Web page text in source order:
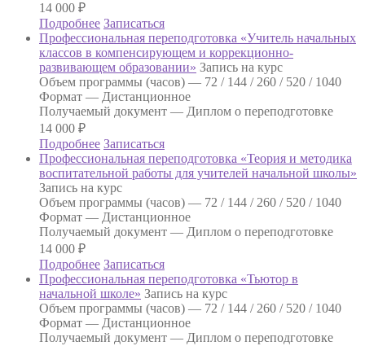
14 000 ₽
Подробнее Записаться
Профессиональная переподготовка «Учитель начальных
классов в компенсирующем и коррекционно-
развивающем образовании» Запись на курс
Объем программы (часов) — 72 / 144 / 260 / 520 / 1040
Формат — Дистанционное
Получаемый документ — Диплом о переподготовке
14 000 ₽
Подробнее Записаться
Профессиональная переподготовка «Теория и методика
воспитательной работы для учителей начальной школы»
Запись на курс
Объем программы (часов) — 72 / 144 / 260 / 520 / 1040
Формат — Дистанционное
Получаемый документ — Диплом о переподготовке
14 000 ₽
Подробнее Записаться
Профессиональная переподготовка «Тьютор в
начальной школе» Запись на курс
Объем программы (часов) — 72 / 144 / 260 / 520 / 1040
Формат — Дистанционное
Получаемый документ — Диплом о переподготовке